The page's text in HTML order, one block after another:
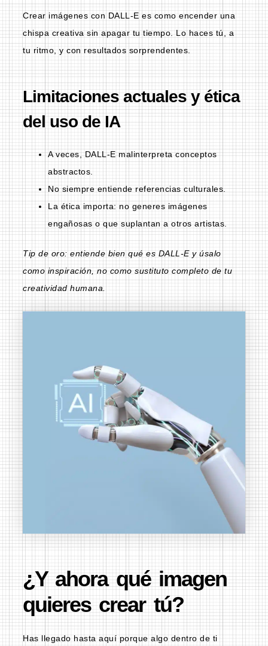
Crear imágenes con DALL-E es como encender una
chispa creativa sin apagar tu tiempo. Lo haces tú, a
tu ritmo, y con resultados sorprendentes.
Limitaciones actuales y ética
del uso de IA
A veces, DALL-E malinterpreta conceptos
abstractos.
No siempre entiende referencias culturales.
La ética importa: no generes imágenes
engañosas o que suplantan a otros artistas.
Tip de oro: entiende bien qué es DALL-E y úsalo
como inspiración, no como sustituto completo de tu
creatividad humana.
¿Y ahora qué imagen
quieres crear tú?
Has llegado hasta aquí porque algo dentro de ti